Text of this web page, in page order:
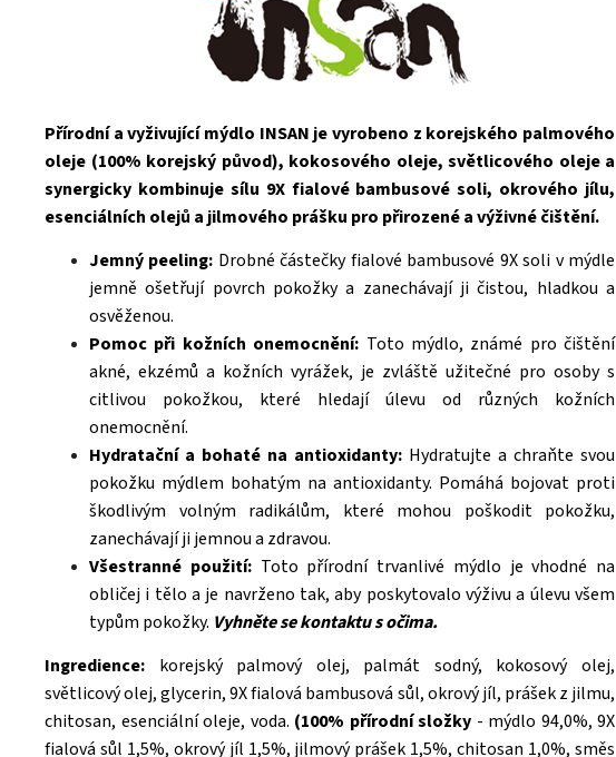
Přírodní a vyživující mýdlo INSAN je vyrobeno z korejského palmového
oleje (100% korejský původ), kokosového oleje, světlicového oleje a
synergicky kombinuje sílu 9X fialové bambusové soli, okrového jílu,
esenciálních olejů a jilmového prášku pro přirozené a výživné čištění.
Jemný peeling: Drobné částečky fialové bambusové 9X soli v mýdle
jemně ošetřují povrch pokožky a zanechávají ji čistou, hladkou a
osvěženou.
Pomoc při kožních onemocnění: Toto mýdlo, známé pro čištění
akné, ekzémů a kožních vyrážek, je zvláště užitečné pro osoby s
citlivou pokožkou, které hledají úlevu od různých kožních
onemocnění.
Hydratační a bohaté na antioxidanty: Hydratujte a chraňte svou
pokožku mýdlem bohatým na antioxidanty. Pomáhá bojovat proti
škodlivým volným radikálům, které mohou poškodit pokožku,
zanechávají ji jemnou a zdravou.
Všestranné použití:Toto přírodní trvanlivé mýdlo je vhodné na
obličej i tělo a je navrženo tak, aby poskytovalo výživu a úlevu všem
typům pokožky. Vyhněte se kontaktu s očima.
Ingredience: korejský palmový olej, palmát sodný, kokosový olej,
světlicový olej, glycerin, 9X fialová bambusová sůl, okrový jíl, prášek z jilmu,
chitosan, esenciální oleje, voda. (100% přírodní složky - mýdlo 94,0%, 9X
fialová sůl 1,5%, okrový jíl 1,5%, jilmový prášek 1,5%, chitosan 1,0%, směs